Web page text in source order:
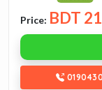
Price: BDT